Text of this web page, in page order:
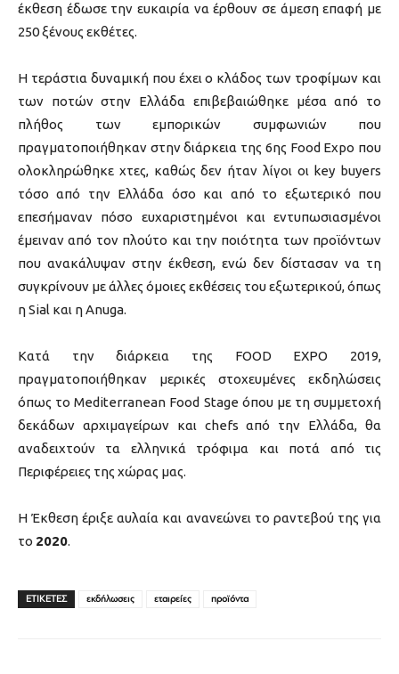
έκθεση έδωσε την ευκαιρία να έρθουν σε άμεση επαφή με
250 ξένους εκθέτες.
Η τεράστια δυναμική που έχει ο κλάδος των τροφίμων και
των ποτών στην Ελλάδα επιβεβαιώθηκε μέσα από το
πλήθος των εμπορικών συμφωνιών που
πραγματοποιήθηκαν στην διάρκεια της 6ης Food Expo που
ολοκληρώθηκε χτες, καθώς δεν ήταν λίγοι οι key buyers
τόσο από την Ελλάδα όσο και από το εξωτερικό που
επεσήμαναν πόσο ευχαριστημένοι και εντυπωσιασμένοι
έμειναν από τον πλούτο και την ποιότητα των προϊόντων
που ανακάλυψαν στην έκθεση, ενώ δεν δίστασαν να τη
συγκρίνουν με άλλες όμοιες εκθέσεις του εξωτερικού, όπως
η Sial και η Anuga.
Κατά την διάρκεια της FOOD EXPO 2019,
πραγματοποιήθηκαν μερικές στοχευμένες εκδηλώσεις
όπως το Μediterranean Food Stage όπου με τη συμμετοχή
δεκάδων αρχιμαγείρων και chefs από την Ελλάδα, θα
αναδειχτούν τα ελληνικά τρόφιμα και ποτά από τις
Περιφέρειες της χώρας μας.
Η Έκθεση έριξε αυλαία και ανανεώνει το ραντεβού της για
το 2020.
ΕΤΙΚΕΤΕΣ εκδήλωσεις εταιρείες προϊόντα